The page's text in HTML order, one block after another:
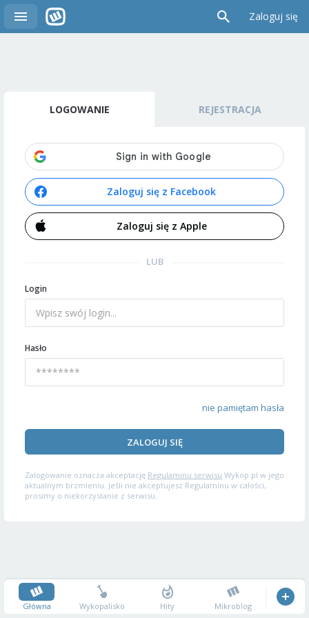
Zaloguj się
LOGOWANIE REJESTRACJA
Zaloguj się z Facebook
Zaloguj się z Apple
LUB
Login
Hasło
nie pamiętam hasła
ZALOGUJ SIĘ
Zalogowanie oznacza akceptację Regulaminu serwisu Wykop.pl w jego
aktualnym brzmieniu. Jeśli nie akceptujesz Regulaminu w całości,
prosimy o niekorzystanie z serwisu.
Główna Wykopalisko Hity Mikroblog